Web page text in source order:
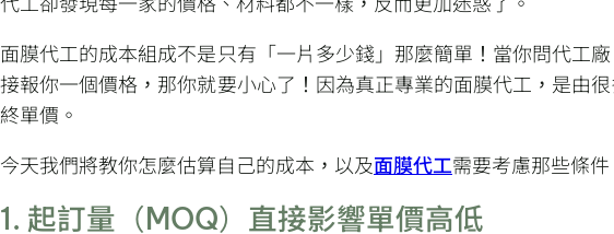
面膜代工的成本組成不是只有「一片多少錢」那麼簡單！當你問代工
接報你一個價格，那你就要小心了！因為真正專業的面膜代工，是由
終單價。
今天我們將教你怎麼估算自己的成本，以及面膜代工需要考慮那些條件
1. 起訂量（MOQ）直接影響單價高低